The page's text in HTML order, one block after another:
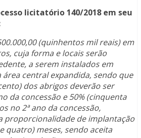
licitatório 140/2018 em seu
(quinhentos mil reais) em
cuja forma e locais serão
a serem instalados em
central expandida, sendo que
dos abrigos deverão ser
da concessão e 50% (cinquenta
no 2ª ano da concessão,
proporcionalidade de implantação
quatro) meses, sendo aceita